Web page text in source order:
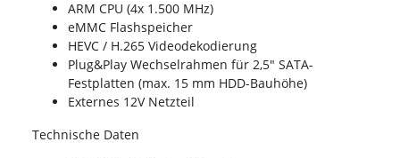
ARM CPU (4x 1.500 MHz)
eMMC Flashspeicher
HEVC / H.265 Videodekodierung
Plug&Play Wechselrahmen für 2,5" SATA-
Festplatten (max. 15 mm HDD-Bauhöhe)
Externes 12V Netzteil
Technische Daten